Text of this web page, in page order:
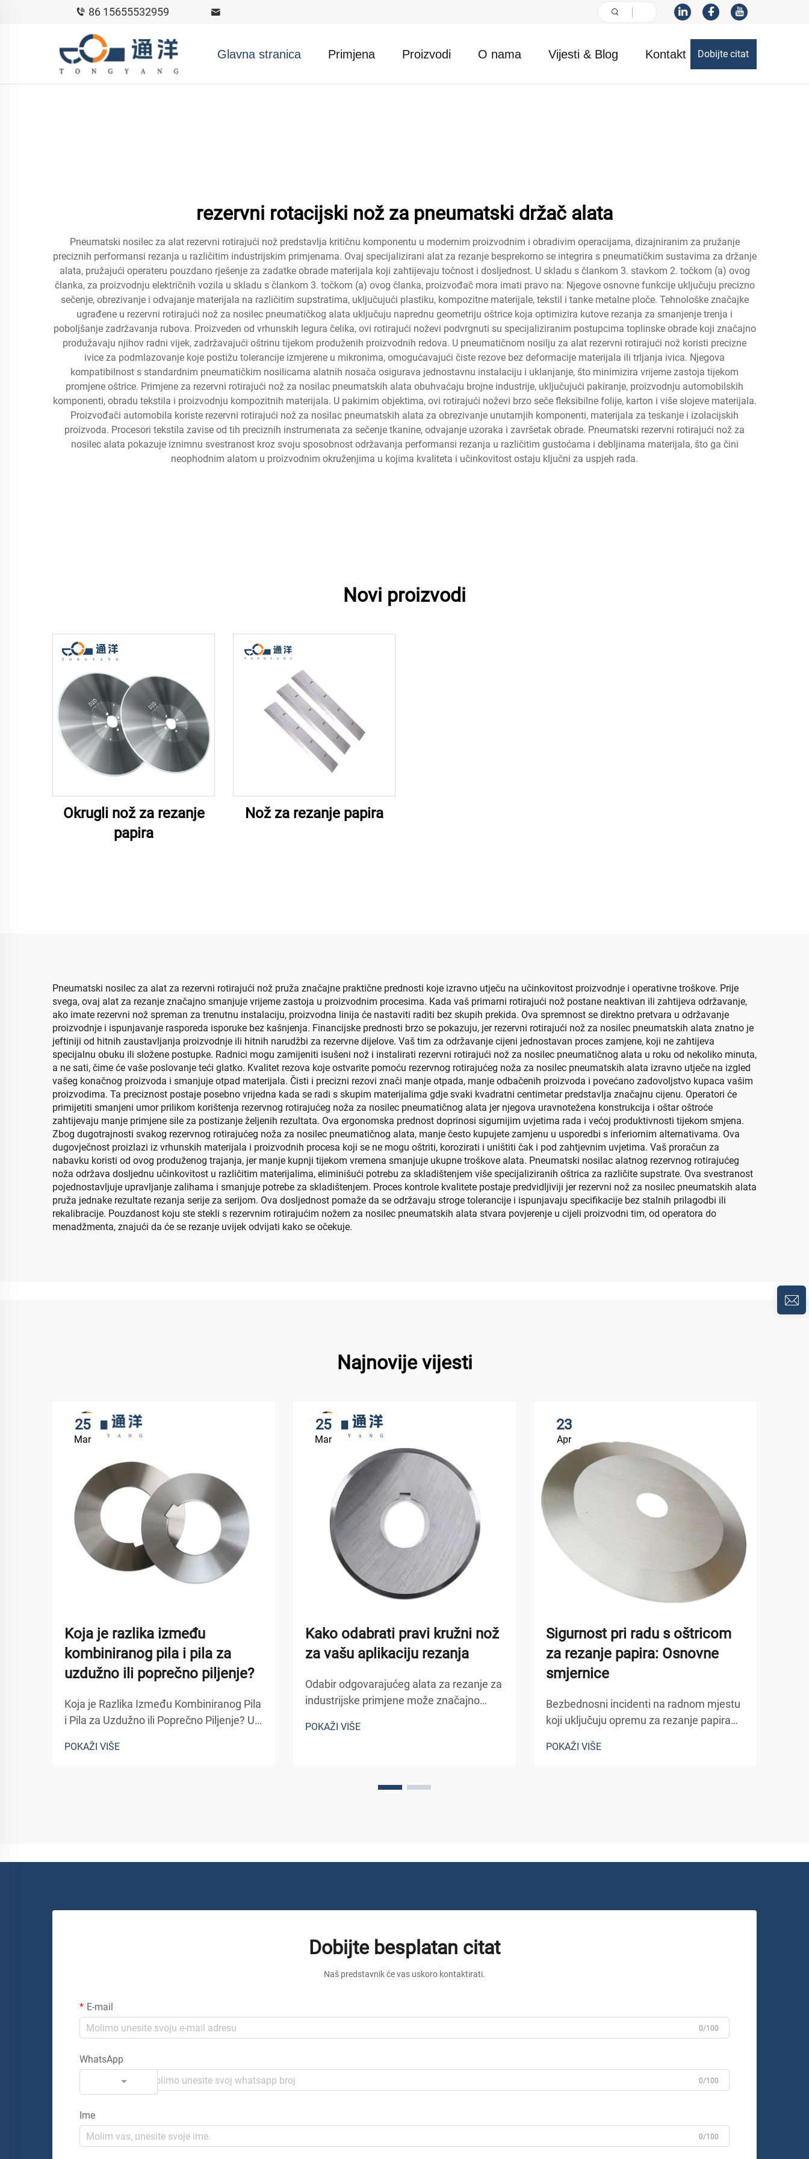
86 15655532959
Glavna stranica Primjena Proizvodi O nama Vijesti & Blog Kontakt Dobijte citat
rezervni rotacijski nož za pneumatski držač alata
Pneumatski nosilec za alat rezervni rotirajući nož predstavlja kritičnu komponentu u modernim proizvodnim i obradivim operacijama, dizajniranim za pružanje
preciznih performansi rezanja u različitim industrijskim primjenama. Ovaj specijalizirani alat za rezanje besprekorno se integrira s pneumatičkim sustavima za držanje
alata, pružajući operateru pouzdano rješenje za zadatke obrade materijala koji zahtijevaju točnost i dosljednost. U skladu s člankom 3. stavkom 2. točkom (a) ovog
članka, za proizvodnju električnih vozila u skladu s člankom 3. točkom (a) ovog članka, proizvođač mora imati pravo na: Njegove osnovne funkcije uključuju precizno
sečenje, obrezivanje i odvajanje materijala na različitim supstratima, uključujući plastiku, kompozitne materijale, tekstil i tanke metalne ploče. Tehnološke značajke
ugrađene u rezervni rotirajući nož za nosilec pneumatičkog alata uključuju naprednu geometriju oštrice koja optimizira kutove rezanja za smanjenje trenja i
poboljšanje zadržavanja rubova. Proizveden od vrhunskih legura čelika, ovi rotirajući noževi podvrgnuti su specijaliziranim postupcima toplinske obrade koji značajno
produžavaju njihov radni vijek, zadržavajući oštrinu tijekom produženih proizvodnih redova. U pneumatičnom nosilju za alat rezervni rotirajući nož koristi precizne
ivice za podmlazovanje koje postižu tolerancije izmjerene u mikronima, omogućavajući čiste rezove bez deformacije materijala ili trljanja ivica. Njegova
kompatibilnost s standardnim pneumatičkim nosilicama alatnih nosača osigurava jednostavnu instalaciju i uklanjanje, što minimizira vrijeme zastoja tijekom
promjene oštrice. Primjene za rezervni rotirajući nož za nosilac pneumatskih alata obuhvaćaju brojne industrije, uključujući pakiranje, proizvodnju automobilskih
komponenti, obradu tekstila i proizvodnju kompozitnih materijala. U pakirnim objektima, ovi rotirajući noževi brzo seče fleksibilne folije, karton i više slojeve materijala.
Proizvođači automobila koriste rezervni rotirajući nož za nosilac pneumatskih alata za obrezivanje unutarnjih komponenti, materijala za teskanje i izolacijskih
proizvoda. Procesori tekstila zavise od tih preciznih instrumenata za sečenje tkanine, odvajanje uzoraka i završetak obrade. Pneumatski rezervni rotirajući nož za
nosilec alata pokazuje iznimnu svestranost kroz svoju sposobnost održavanja performansi rezanja u različitim gustoćama i debljinama materijala, što ga čini
neophodnim alatom u proizvodnim okruženjima u kojima kvaliteta i učinkovitost ostaju ključni za uspjeh rada.
Novi proizvodi
Okrugli nož za rezanje
papira
Nož za rezanje papira
Pneumatski nosilec za alat za rezervni rotirajući nož pruža značajne praktične prednosti koje izravno utječu na učinkovitost proizvodnje i operativne troškove. Prije
svega, ovaj alat za rezanje značajno smanjuje vrijeme zastoja u proizvodnim procesima. Kada vaš primarni rotirajući nož postane neaktivan ili zahtijeva održavanje,
ako imate rezervni nož spreman za trenutnu instalaciju, proizvodna linija će nastaviti raditi bez skupih prekida. Ova spremnost se direktno pretvara u održavanje
proizvodnje i ispunjavanje rasporeda isporuke bez kašnjenja. Financijske prednosti brzo se pokazuju, jer rezervni rotirajući nož za nosilec pneumatskih alata znatno je
jeftiniji od hitnih zaustavljanja proizvodnje ili hitnih narudžbi za rezervne dijelove. Vaš tim za održavanje cijeni jednostavan proces zamjene, koji ne zahtijeva
specijalnu obuku ili složene postupke. Radnici mogu zamijeniti isušeni nož i instalirati rezervni rotirajući nož za nosilec pneumatičnog alata u roku od nekoliko minuta,
a ne sati, čime će vaše poslovanje teći glatko. Kvalitet rezova koje ostvarite pomoću rezervnog rotirajućeg noža za nosilec pneumatskih alata izravno utječe na izgled
vašeg konačnog proizvoda i smanjuje otpad materijala. Čisti i precizni rezovi znači manje otpada, manje odbačenih proizvoda i povećano zadovoljstvo kupaca vašim
proizvodima. Ta preciznost postaje posebno vrijedna kada se radi s skupim materijalima gdje svaki kvadratni centimetar predstavlja značajnu cijenu. Operatori će
primijetiti smanjeni umor prilikom korištenja rezervnog rotirajućeg noža za nosilec pneumatičnog alata jer njegova uravnotežena konstrukcija i oštar oštroće
zahtijevaju manje primjene sile za postizanje željenih rezultata. Ova ergonomska prednost doprinosi sigurnijim uvjetima rada i većoj produktivnosti tijekom smjena.
Zbog dugotrajnosti svakog rezervnog rotirajućeg noža za nosilec pneumatičnog alata, manje često kupujete zamjenu u usporedbi s inferiornim alternativama. Ova
dugovječnost proizlazi iz vrhunskih materijala i proizvodnih procesa koji se ne mogu oštriti, korozirati i uništiti čak i pod zahtjevnim uvjetima. Vaš proračun za
nabavku koristi od ovog produženog trajanja, jer manje kupnji tijekom vremena smanjuje ukupne troškove alata. Pneumatski nosilac alatnog rezervnog rotirajućeg
noža održava dosljednu učinkovitost u različitim materijalima, eliminišući potrebu za skladištenjem više specijaliziranih oštrica za različite supstrate. Ova svestranost
pojednostavljuje upravljanje zalihama i smanjuje potrebe za skladištenjem. Proces kontrole kvalitete postaje predvidljiviji jer rezervni nož za nosilec pneumatskih alata
pruža jednake rezultate rezanja serije za serijom. Ova dosljednost pomaže da se održavaju stroge tolerancije i ispunjavaju specifikacije bez stalnih prilagodbi ili
rekalibracije. Pouzdanost koju ste stekli s rezervnim rotirajućim nožem za nosilec pneumatskih alata stvara povjerenje u cijeli proizvodni tim, od operatora do
menadžmenta, znajući da će se rezanje uvijek odvijati kako se očekuje.
Najnovije vijesti
25
Mar
Koja je razlika između
kombiniranog pila i pila za
uzdužno ili poprečno piljenje?
Koja je Razlika Između Kombiniranog Pila
i Pila za Uzdužno ili Poprečno Piljenje? U
utječe na kvalitetu rezova, učinkovitost
POKAŽI VIŠE
25
Mar
Kako odabrati pravi kružni nož
za vašu aplikaciju rezanja
Odabir odgovarajućeg alata za rezanje za
industrijske primjene može značajno
proizvoda i operativne troškove. Među
POKAŽI VIŠE
23
Apr
Sigurnost pri radu s oštricom
za rezanje papira: Osnovne
smjernice
Bezbednosni incidenti na radnom mjestu
koji uključuju opremu za rezanje papira
komercijalnim i industrijskim objektima.
POKAŽI VIŠE
Dobijte besplatan citat
Naš predstavnik će vas uskoro kontaktirati.
E-mail
0/100
WhatsApp
0/100
Ime
0/100